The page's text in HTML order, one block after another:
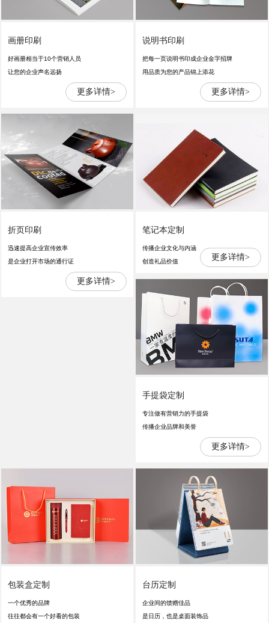
画册印刷
好画册相当于10个营销人员
让您的企业声名远扬
更多详情>
说明书印刷
把每一页说明书印成企业金字招牌
用品质为您的产品锦上添花
更多详情>
折页印刷
迅速提高企业宣传效率
是企业打开市场的通行证
更多详情>
笔记本定制
传播企业文化与内涵
创造礼品价值
更多详情>
手提袋定制
专注做有营销力的手提袋
传播企业品牌和美誉
更多详情>
包装盒定制
一个优秀的品牌
往往都会有一个好看的包装
台历定制
企业间的馈赠佳品
是日历，也是桌面装饰品